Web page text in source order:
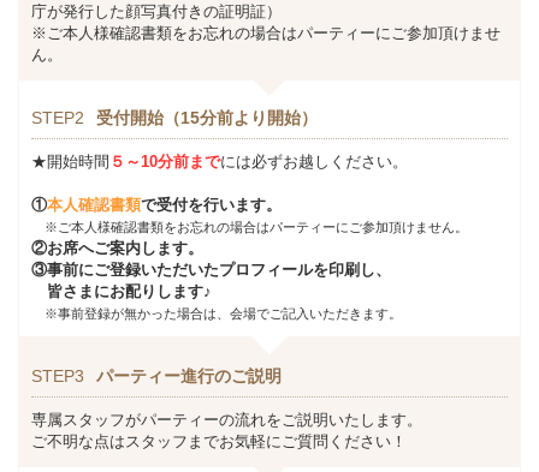
庁が発行した顔写真付きの証明証）
※ご本人様確認書類をお忘れの場合はパーティーにご参加頂けませ
ん。
STEP2 受付開始（15分前より開始）
★開始時間 ５～10分前までには必ずお越しください。
①本人確認書類で受付を行います。
※ご本人様確認書類をお忘れの場合はパーティーにご参加頂けません。
②お席へご案内します。
③事前にご登録いただいたプロフィールを印刷し、
皆さまにお配りします♪
※事前登録が無かった場合は、会場でご記入いただきます。
STEP3 パーティー進行のご説明
専属スタッフがパーティーの流れをご説明いたします。
ご不明な点はスタッフまでお気軽にご質問ください！